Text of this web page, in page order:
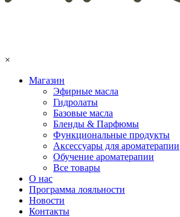
×
Магазин
Эфирные масла
Гидролаты
Базовые масла
Бленды & Парфюмы
Функциональные продукты
Аксессуары для ароматерапии
Обучение ароматерапии
Все товары
О нас
Программа лояльности
Новости
Контакты